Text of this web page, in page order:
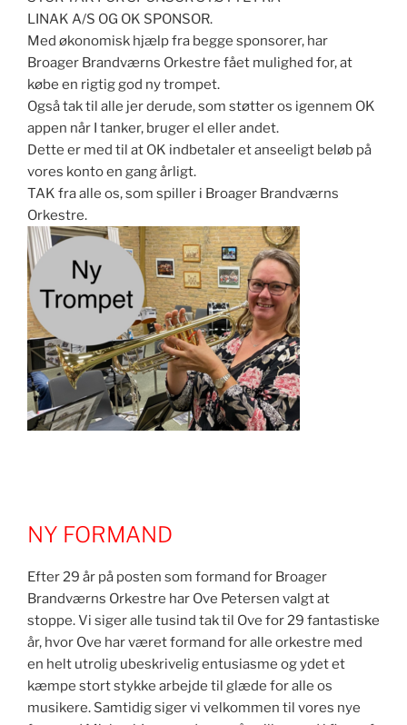
LINAK A/S OG OK SPONSOR.
Med økonomisk hjælp fra begge sponsorer, har
Broager Brandværns Orkestre fået mulighed for, at
købe en rigtig god ny trompet.
Også tak til alle jer derude, som støtter os igennem OK
appen når I tanker, bruger el eller andet.
Dette er med til at OK indbetaler et anseeligt beløb på
vores konto en gang årligt.
TAK fra alle os, som spiller i Broager Brandværns
Orkestre.
NY FORMAND
Efter 29 år på posten som formand for Broager
Brandværns Orkestre har Ove Petersen valgt at
stoppe. Vi siger alle tusind tak til Ove for 29 fantastiske
år, hvor Ove har været formand for alle orkestre med
en helt utrolig ubeskrivelig entusiasme og ydet et
kæmpe stort stykke arbejde til glæde for alle os
musikere. Samtidig siger vi velkommen til vores nye